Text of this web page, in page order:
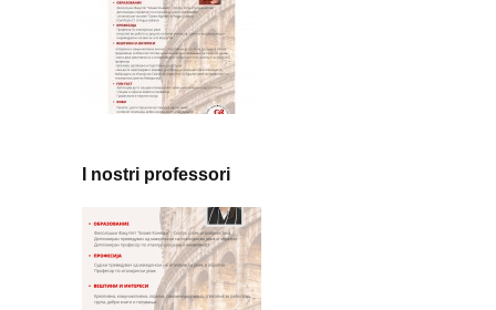
I nostri professori